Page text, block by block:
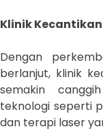
Klinik
Dengan
berlanjut, klinik
semakin
teknologi seperti
dan terapi laser